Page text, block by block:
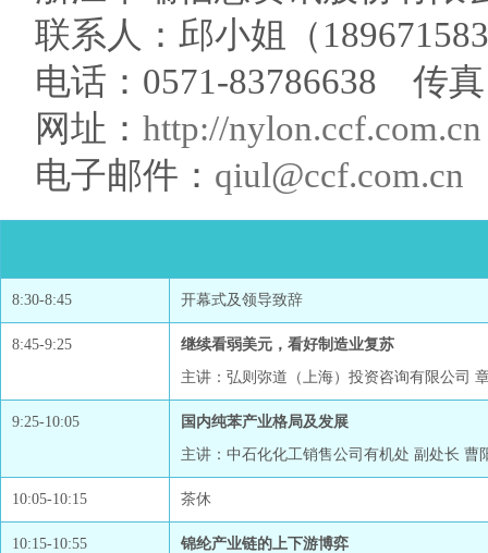
联系人：邱小姐（
电话：0571-83786638 传真
网址： http://nylon.ccf.com.cn
电子邮件： qiul@ccf.com.cn
8:30-8:45 开幕式及领导致辞
8:45-9:25
继续看弱美元，看好制造业复苏
主讲：弘则弥道（上海）投资咨询有限公司
9:25-10:05
国内纯苯产业格局及发展
主讲：中石化化工销售公司有机处 副处长 曹
10:05-10:15 茶休
10:15-10:55
锦纶产业链的上下游博弈